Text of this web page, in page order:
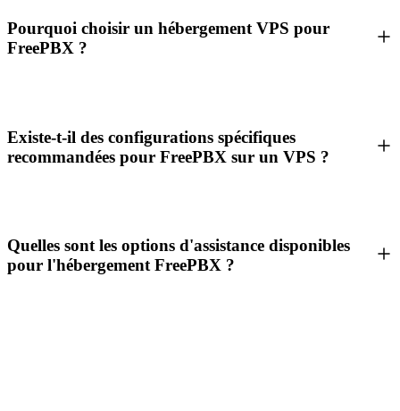
Pourquoi choisir un hébergement VPS pour
FreePBX ?
Existe-t-il des configurations spécifiques
recommandées pour FreePBX sur un VPS ?
Quelles sont les options d'assistance disponibles
pour l'hébergement FreePBX ?